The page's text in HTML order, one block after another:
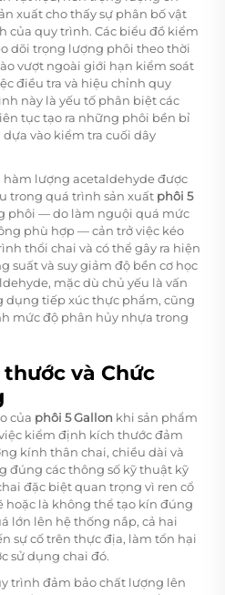
xuất cho thấy sự phân bố vật
của quy trình. Các biểu đồ kiểm
dõi trọng lượng phôi theo thời
vượt ngoài giới hạn kiểm soát
điều tra và hiệu chỉnh quy
này là yếu tố phân biệt các
tục tạo ra những phôi bền bỉ
vào kiểm tra cuối dây
hàm lượng acetaldehyde được
trong quá trình sản xuất phôi 5
phôi — do làm nguội quá mức
phù hợp — cản trở việc kéo
thổi chai và có thể gây ra hiện
suất và suy giảm độ bền cơ học
mặc dù chủ yếu là vấn
dụng tiếp xúc thực phẩm, cũng
mức độ phân hủy nhựa trong
và Chức
của phôi 5 Gallon khi sản phẩm
kiểm định kích thước đảm
kính thân chai, chiều dài và
đúng các thông số kỹ thuật kỹ
đặc biệt quan trọng vì ren cổ
hoặc là không thể tạo kín đúng
lớn lên hệ thống nắp, cả hai
sự cố trên thực địa, làm tổn hại
sử dụng chai đó.
trình đảm bảo chất lượng lên